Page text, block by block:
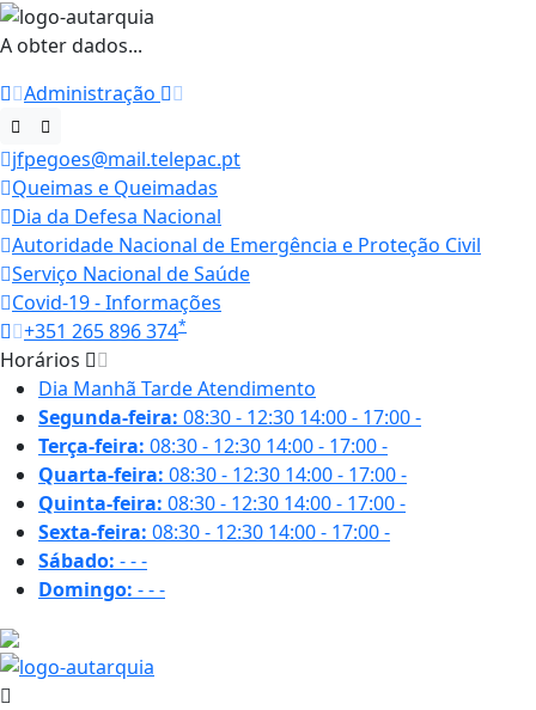
A obter dados...
Administração
jfpegoes@mail.telepac.pt
Queimas e Queimadas
Dia da Defesa Nacional
Autoridade Nacional de Emergência e Proteção Civil
Serviço Nacional de Saúde
Covid-19 - Informações
+351 265 896 374*
Horários
Dia Manhã TardeAtendimento
Segunda-feira: 08:30 - 12:30 14:00 - 17:00-
Terça-feira: 08:30 - 12:30 14:00 - 17:00-
Quarta-feira: 08:30 - 12:30 14:00 - 17:00-
Quinta-feira: 08:30 - 12:30 14:00 - 17:00-
Sexta-feira: 08:30 - 12:30 14:00 - 17:00-
Sábado: ---
Domingo: ---